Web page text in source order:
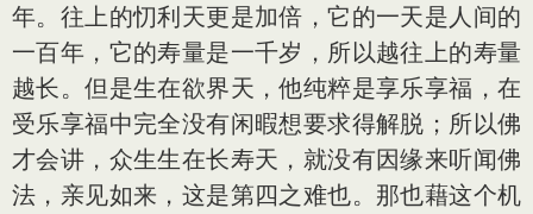
年。往上的忉利天更是加倍，它的一天是人间的
一百年，它的寿量是一千岁，所以越往上的寿量
越长。但是生在欲界天，他纯粹是享乐享福，在
受乐享福中完全没有闲暇想要求得解脱；所以佛
才会讲，众生生在长寿天，就没有因缘来听闻佛
法，亲见如来，这是第四之难也。那也藉这个机